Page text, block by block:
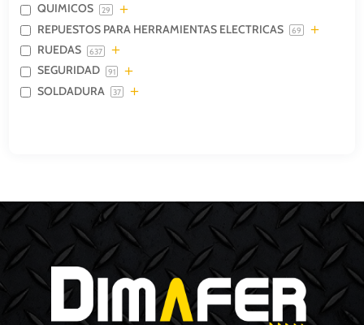
QUIMICOS 29
REPUESTOS PARA HERRAMIENTAS ELECTRICAS 69
RUEDAS 637
SEGURIDAD 91
SOLDADURA 37